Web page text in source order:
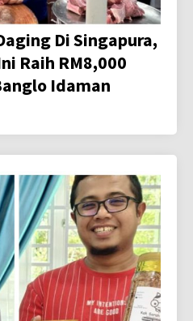
Di Singapura,
Raih RM8,000
Idaman